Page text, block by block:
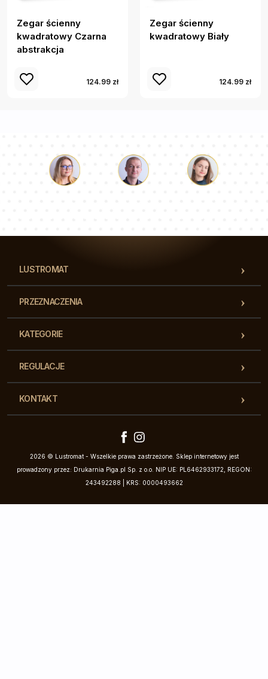
Zegar ścienny
kwadratowy Czarna
abstrakcja
124.99 zł
Zegar ścienny
kwadratowy Biały
124.99 zł
LUSTROMAT
PRZEZNACZENIA
KATEGORIE
REGULACJE
KONTAKT
2026 © Lustromat - Wszelkie prawa zastrzeżone. Sklep internetowy jest
prowadzony przez: Drukarnia Piga.pl Sp. z o.o. NIP UE: PL6462933172, REGON:
243492288 | KRS: 0000493662